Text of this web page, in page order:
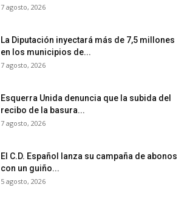
7 agosto, 2026
La Diputación inyectará más de 7,5 millones
en los municipios de...
7 agosto, 2026
Esquerra Unida denuncia que la subida del
recibo de la basura...
7 agosto, 2026
El C.D. Español lanza su campaña de abonos
con un guiño...
5 agosto, 2026